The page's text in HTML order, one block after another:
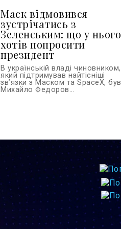
Маск відмовився
зустрічатись з
Зеленським: що у нього
хотів попросити
президент
В українській владі чиновником,
який підтримував найтісніші
зв’язки з Маском та SpaceX, був
Михайло Федоров...